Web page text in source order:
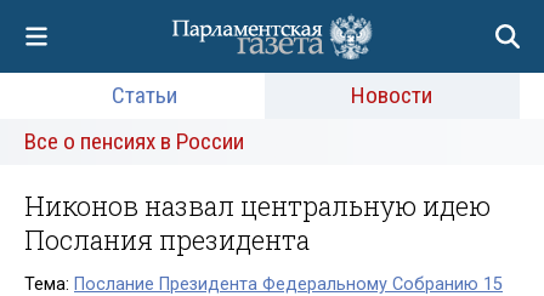
Статьи
Новости
Все о пенсиях в России
Никонов назвал центральную идею
Послания президента
Тема: Послание Президента Федеральному Собранию 15